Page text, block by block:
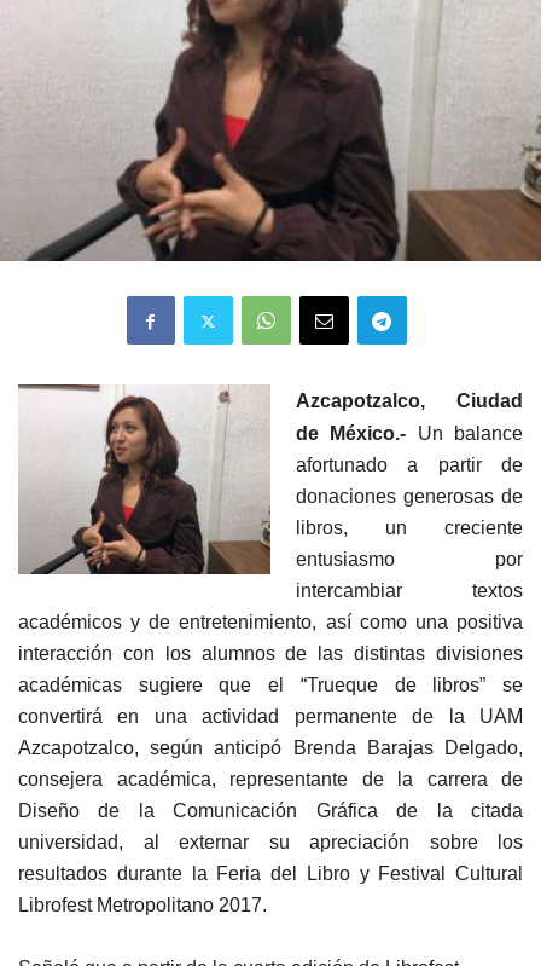
Azcapotzalco, Ciudad
de México.- Un balance
afortunado a partir de
donaciones generosas de
libros, un creciente
entusiasmo por
intercambiar textos
académicos y de entretenimiento, así como una positiva
interacción con los alumnos de las distintas divisiones
académicas sugiere que el “Trueque de libros” se
convertirá en una actividad permanente de la UAM
Azcapotzalco, según anticipó Brenda Barajas Delgado,
consejera académica, representante de la carrera de
Diseño de la Comunicación Gráfica de la citada
universidad, al externar su apreciación sobre los
resultados durante la Feria del Libro y Festival Cultural
Librofest Metropolitano 2017.